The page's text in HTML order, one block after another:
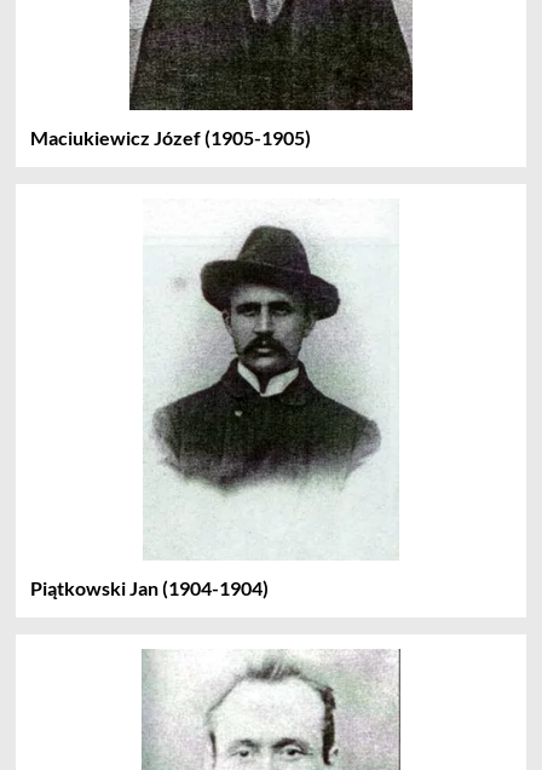
Maciukiewicz Józef (1905-1905)
Piątkowski Jan (1904-1904)